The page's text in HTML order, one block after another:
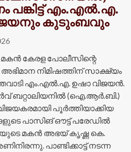
പങ്കിട്ട് എം.എൽ.എ.
കുടുംബവും
മകൻ കേരള പോലീസിന്റെ
നിമിഷത്തിന് സാക്ഷ്യം
എം.എൽ.എ. ഉഷാ വിജയൻ.
ബറ്റാലിയനിൽ (ഐ.ആർ.ബി.)
പൂർത്തിയാക്കിയ
പാസിങ് ഔട്ട് പരേഡിൽ
മകൻ അഭയ് കൃഷ്ണ കെ.
പാണ്ടിക്കാട്ട് നടന്ന